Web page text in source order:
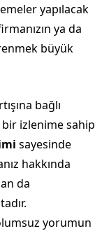
yapılacak
ya da
büyük
bağlı
bir izlenime sahip
sayesinde
hakkında
da
yorumun